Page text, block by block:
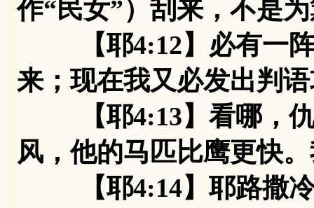
作“民女”）刮来，不是
【耶4:12】必有一阵
来；现在我又必发出判
【耶4:13】看哪，仇
风，他的马匹比鹰更快
【耶4:14】耶路撒冷